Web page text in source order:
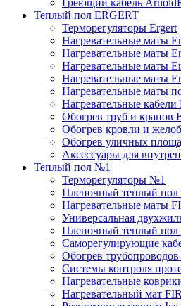
Греющий кабель
Теплый пол ERGERT
Терморегуляторы Ergert
Нагревательные маты
Нагревательные маты
Нагревательные маты
Нагревательные маты
Нагревательные маты
Нагревательные
Обогрев труб и кранов
Обогрев кровли и
Обогрев уличных
Аксессуары для
Теплый пол №1
Терморегуляторы №1
Пленочный теплый
Нагревательные маты
Универсальная
Пленочный теплый
Саморегулирующие
Обогрев трубопроводов
Системы контроля
Нагревательные
Нагревательный мат